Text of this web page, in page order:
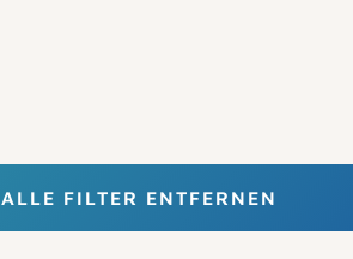
ALLE FILTER ENTFERNEN